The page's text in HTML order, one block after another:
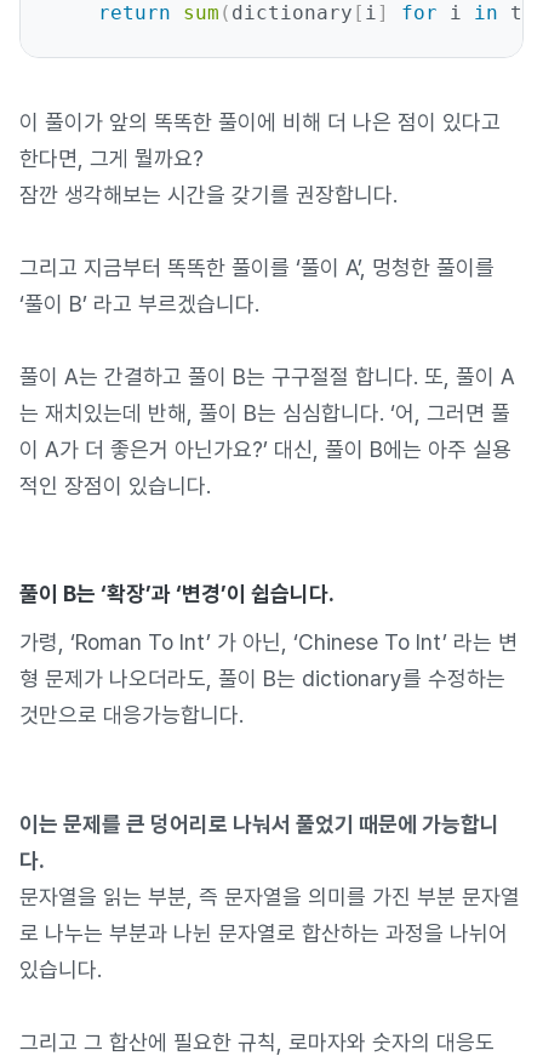
return sum ( dictionary [ i] for i in
이 풀이가 앞의 똑똑한 풀이에 비해 더 나은 점이 있다고
한다면, 그게 뭘까요?
잠깐 생각해보는 시간을 갖기를 권장합니다.
그리고 지금부터 똑똑한 풀이를 ‘풀이 A’, 멍청한 풀이를
‘풀이 B’ 라고 부르겠습니다.
풀이 A는 간결하고 풀이 B는 구구절절 합니다. 또, 풀이 A
는 재치있는데 반해, 풀이 B는 심심합니다. ‘어, 그러면 풀
이 A가 더 좋은거 아닌가요?’ 대신, 풀이 B에는 아주 실용
적인 장점이 있습니다.
풀이 B는 ‘확장’과 ‘변경’이 쉽습니다.
가령, ‘Roman To Int’ 가 아닌, ‘Chinese To Int’ 라는 변
형 문제가 나오더라도, 풀이 B는 dictionary를 수정하는
것만으로 대응가능합니다.
이는 문제를 큰 덩어리로 나눠서 풀었기 때문에 가능합니
다.
문자열을 읽는 부분, 즉 문자열을 의미를 가진 부분 문자열
로 나누는 부분과 나뉜 문자열로 합산하는 과정을 나뉘어
있습니다.
그리고 그 합산에 필요한 규칙, 로마자와 숫자의 대응도